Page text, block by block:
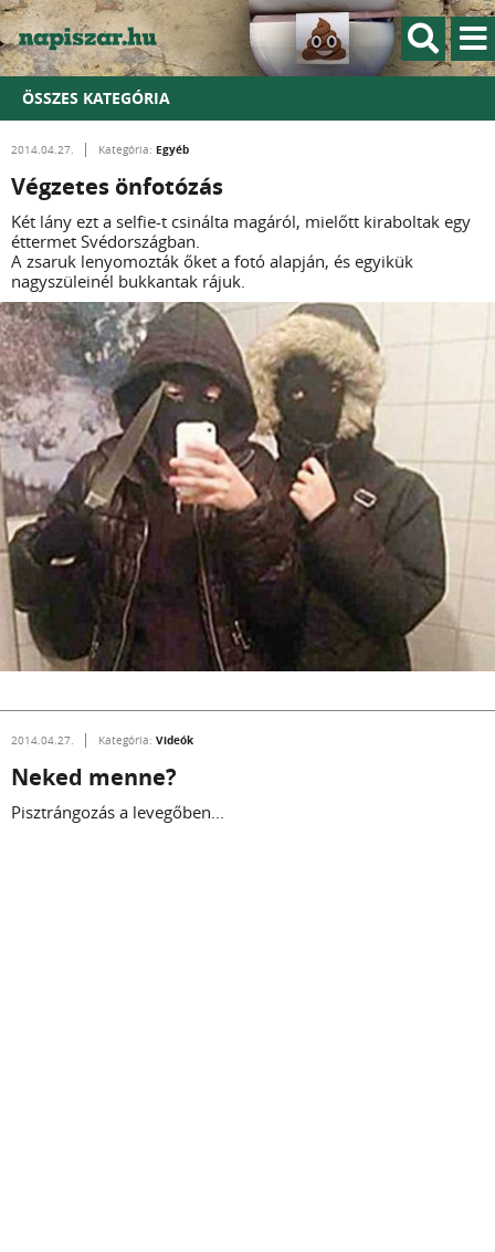
ÖSSZES KATEGÓRIA
2014.04.27. Kategória: Egyéb
Végzetes önfotózás
Két lány ezt a selfie-t csinálta magáról, mielőtt kiraboltak egy
éttermet Svédországban.
A zsaruk lenyomozták őket a fotó alapján, és egyikük
nagyszüleinél bukkantak rájuk.
2014.04.27. Kategória: Videók
Neked menne?
Pisztrángozás a levegőben...